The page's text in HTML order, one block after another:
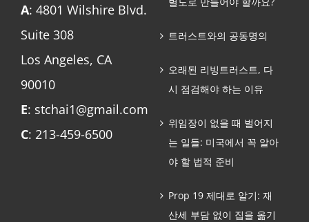
A: 4801 Wilshire Blvd.
Suite 308
Los Angeles, CA
90010
E: stchai1@gmail.com
C: 213-459-6500
트러스트와의 공동명의
오래된 리빙트러스트, 다
시 점검해야 하는 이유
위임장이 없을 때 벌어지
는 일들: 미국에서 꼭 알아
야 할 법적 준비
Prop 19 제대로 알기: 재
산세 부담 없이 집을 옮기